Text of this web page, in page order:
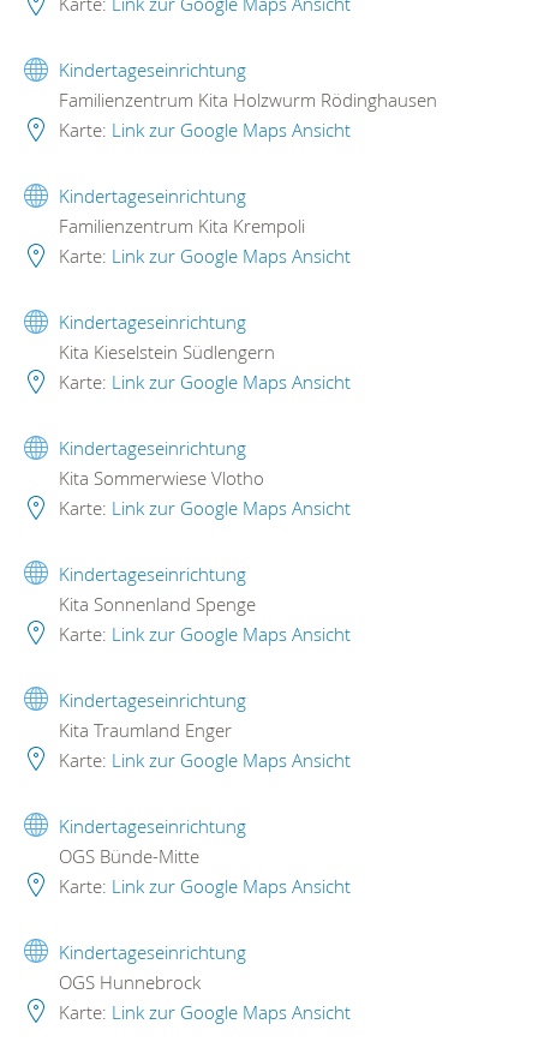
Kindertageseinrichtung
Familienzentrum Kita Holzwurm Rödinghausen
Karte: Link zur Google Maps Ansicht
Kindertageseinrichtung
Familienzentrum Kita Krempoli
Karte: Link zur Google Maps Ansicht
Kindertageseinrichtung
Kita Kieselstein Südlengern
Karte: Link zur Google Maps Ansicht
Kindertageseinrichtung
Kita Sommerwiese Vlotho
Karte: Link zur Google Maps Ansicht
Kindertageseinrichtung
Kita Sonnenland Spenge
Karte: Link zur Google Maps Ansicht
Kindertageseinrichtung
Kita Traumland Enger
Karte: Link zur Google Maps Ansicht
Kindertageseinrichtung
OGS Bünde-Mitte
Karte: Link zur Google Maps Ansicht
Kindertageseinrichtung
OGS Hunnebrock
Karte: Link zur Google Maps Ansicht